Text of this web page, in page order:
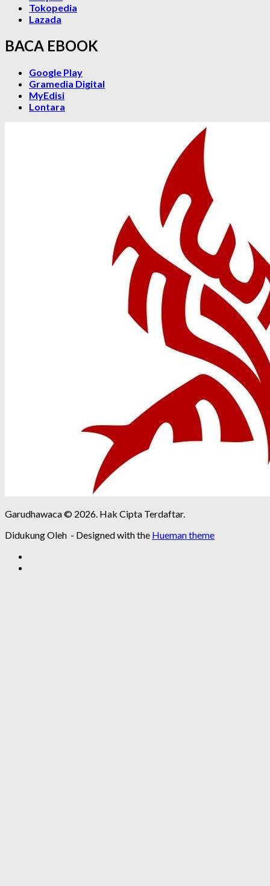
Tokopedia
Lazada
BACA EBOOK
Google Play
Gramedia Digital
MyEdisi
Lontara
Garudhawaca © 2026. Hak Cipta Terdaftar.
Didukung Oleh - Designed with the Hueman theme